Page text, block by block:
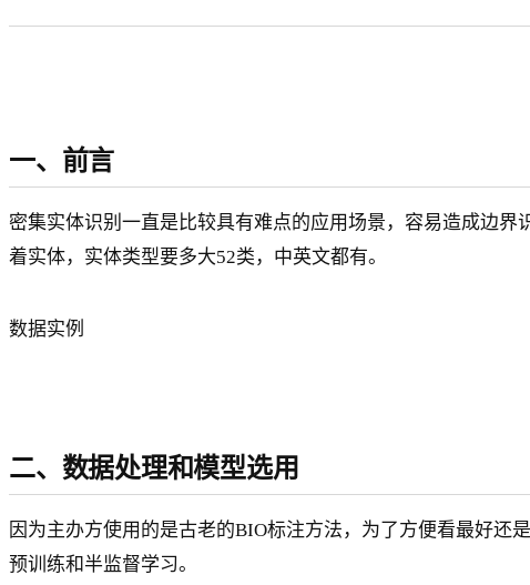
一、前言
密集实体识别一直是比较具有难点的应用场景，容易造成边
着实体，实体类型要多大52类，中英文都有。
数据实例
二、数据处理和模型选用
因为主办方使用的是古老的BIO标注方法，为了方便看最好
预训练和半监督学习。